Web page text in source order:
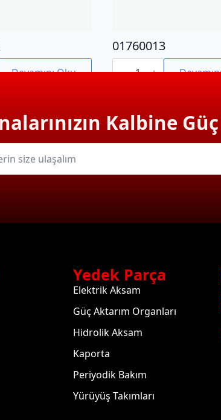
Devamını Oku
01760013
01760013
adet
Kalbine
Yedek Parça
Elektrik Aksam
Güç Aktarım Organları
Hidrolik Aksam
Kaporta
Periyodik Bakım
Yürüyüş Takımları